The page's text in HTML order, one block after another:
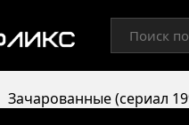
Зачарованные (сериал